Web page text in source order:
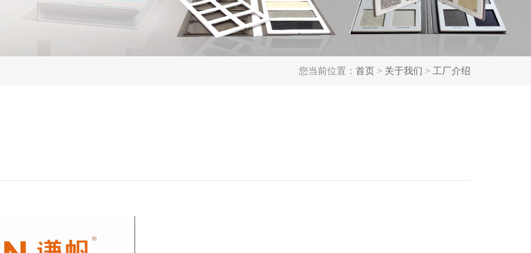
您当前位置： 首页 > 关于我们 > 工厂介绍